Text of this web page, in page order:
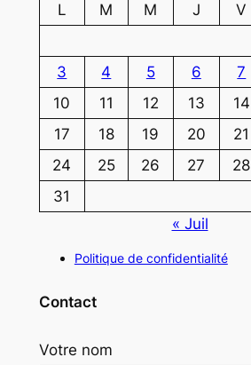
L
M M J V
3
4 5 6 7
10
11 12 13 14
17
18 19 20 21
24
25 26 27 28
31
« Juil
Politique de confidentialité
Contact
Votre nom